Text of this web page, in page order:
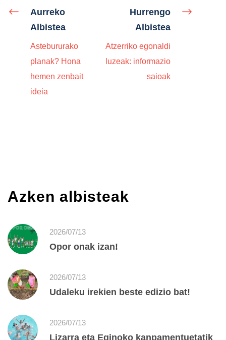
Aurreko
Albistea
Astebururako
planak? Hona
hemen zenbait
ideia
Hurrengo
Albistea
Atzerriko egonaldi
luzeak: informazio
saioak
Azken albisteak
2026/07/13
Opor onak izan!
2026/07/13
Udaleku irekien beste edizio bat!
2026/07/13
Lizarra eta Eginoko kanpamentuetatik